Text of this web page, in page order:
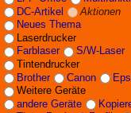
DC-Artikel
Aktionen
Neues Thema
Laserdrucker
Farblaser
S/W-Laser
Tintendrucker
Brother
Canon
Weitere Geräte
andere Geräte